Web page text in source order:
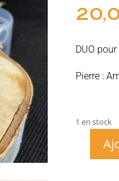
DUO
Pierre :
1 en stock
quantité